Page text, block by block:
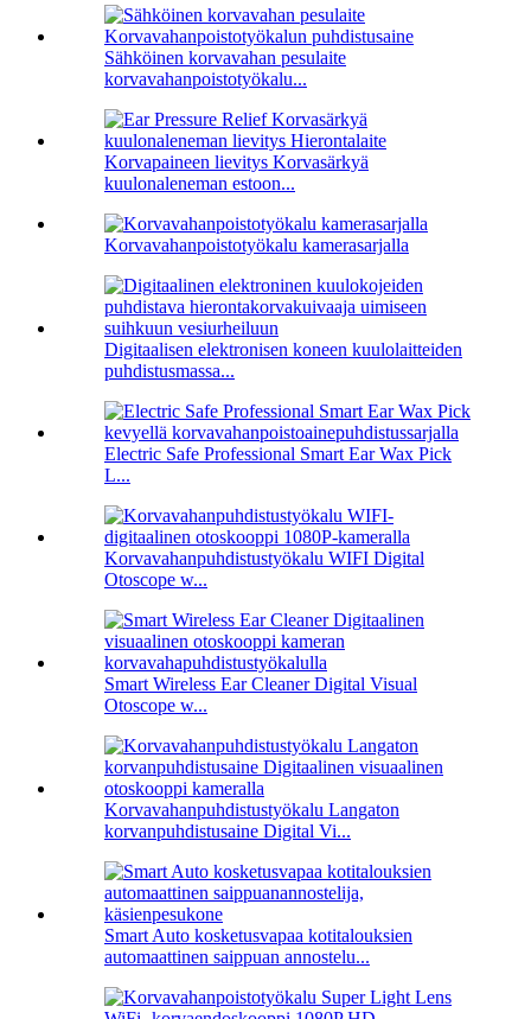
Sähköinen korvavahan pesulaite
korvavahanpoistotyökalu...
Korvapaineen lievitys Korvasärkyä
kuulonaleneman estoon...
Korvavahanpoistotyökalu kamerasarjalla
Digitaalisen elektronisen koneen kuulolaitteiden
puhdistusmassa...
Electric Safe Professional Smart Ear Wax Pick
L...
Korvavahanpuhdistustyökalu WIFI Digital
Otoscope w...
Smart Wireless Ear Cleaner Digital Visual
Otoscope w...
Korvavahanpuhdistustyökalu Langaton
korvanpuhdistusaine Digital Vi...
Smart Auto kosketusvapaa kotitalouksien
automaattinen saippuan annostelu...